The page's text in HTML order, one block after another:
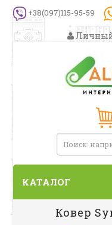
+38(097)115-95-59
КАТАЛОГ
Ковер